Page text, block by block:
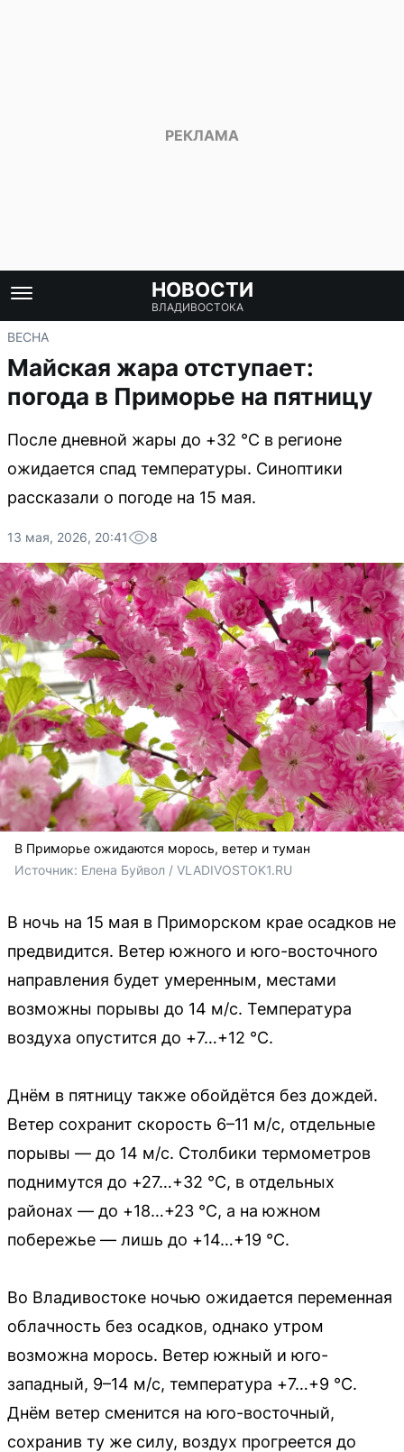
НОВОСТИ
ВЛАДИВОСТОКА
ВЕСНА
Майская жара отступает:
погода в Приморье на пятницу
После дневной жары до +32 °C в регионе
ожидается спад температуры. Синоптики
рассказали о погоде на 15 мая.
13 мая, 2026, 20:41 8
В Приморье ожидаются морось, ветер и туман
Источник: Елена Буйвол / VLADIVOSTOK1.RU
В ночь на 15 мая в Приморском крае осадков не
предвидится. Ветер южного и юго-восточного
направления будет умеренным, местами
возможны порывы до 14 м/с. Температура
воздуха опустится до +7…+12 °C.
Днём в пятницу также обойдётся без дождей.
Ветер сохранит скорость 6–11 м/с, отдельные
порывы — до 14 м/с. Столбики термометров
поднимутся до +27…+32 °C, в отдельных
районах — до +18…+23 °C, а на южном
побережье — лишь до +14…+19 °C.
Во Владивостоке ночью ожидается переменная
облачность без осадков, однако утром
возможна морось. Ветер южный и юго-
западный, 9–14 м/с, температура +7…+9 °C.
Днём ветер сменится на юго-восточный,
сохранив ту же силу, воздух прогреется до